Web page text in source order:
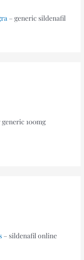
– generic sildenafil
100mg
– sildenafil online